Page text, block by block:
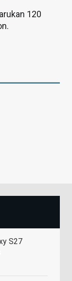
120
S27